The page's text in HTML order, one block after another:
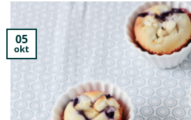
05
okt